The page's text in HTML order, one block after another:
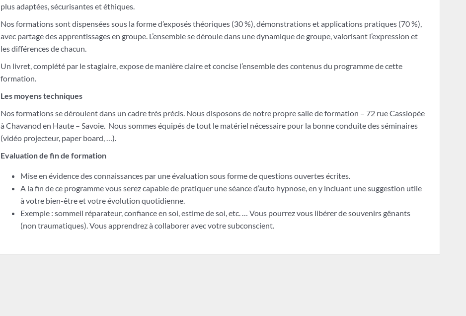
plus adaptées, sécurisantes et éthiques.
Nos formations sont dispensées sous la forme d’exposés théoriques (30 %), démonstrations et applications pratiques (70 %),
avec partage des apprentissages en groupe. L’ensemble se déroule dans une dynamique de groupe, valorisant l’expression et
les différences de chacun.
Un livret, complété par le stagiaire, expose de manière claire et concise l’ensemble des contenus du programme de cette
formation.
Les moyens techniques
Nos formations se déroulent dans un cadre très précis. Nous disposons de notre propre salle de formation – 72 rue Cassiopée
à Chavanod en Haute – Savoie. Nous sommes équipés de tout le matériel nécessaire pour la bonne conduite des séminaires
(vidéo projecteur, paper board, …).
Evaluation de fin de formation
Mise en évidence des connaissances par une évaluation sous forme de questions ouvertes écrites.
A la fin de ce programme vous serez capable de pratiquer une séance d’auto hypnose, en y incluant une suggestion utile
à votre bien-être et votre évolution quotidienne.
Exemple : sommeil réparateur, confiance en soi, estime de soi, etc. … Vous pourrez vous libérer de souvenirs gênants
(non traumatiques). Vous apprendrez à collaborer avec votre subconscient.